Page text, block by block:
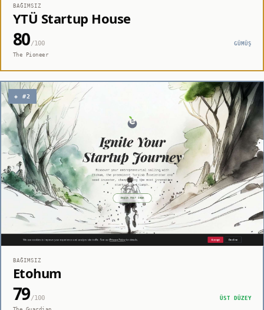
BAĞIMSIZ
YTÜ Startup House
80/100
GÜMÜŞ
The Pioneer
◈ #2
BAĞIMSIZ
Etohum
79/100
ÜST DÜZEY